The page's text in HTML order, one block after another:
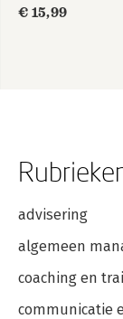
€ 15,99
advisering
algemeen
coaching en
communicatie